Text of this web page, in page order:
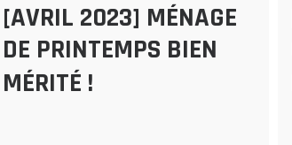
[AVRIL 2023] MÉNAGE
DE PRINTEMPS BIEN
MÉRITÉ !